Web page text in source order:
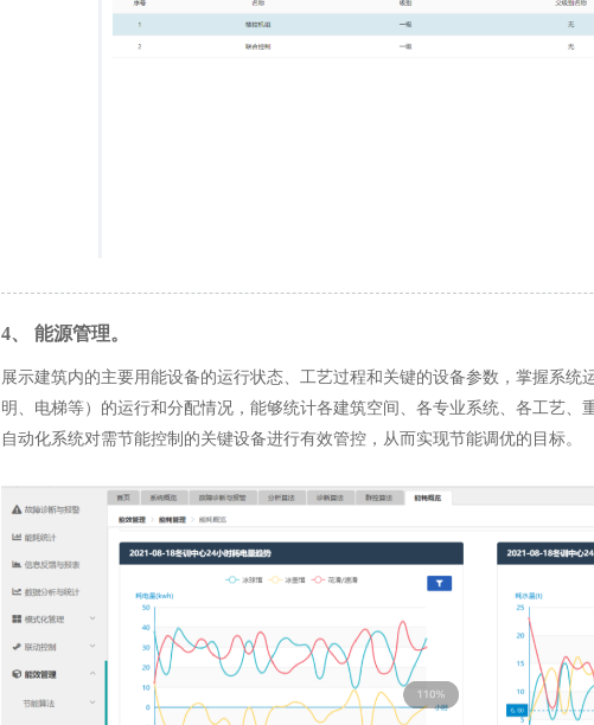
4、 能源管理。
展示建筑内的主要用能设备的运行状态、工艺过程和关键的设备参数，掌握系统
明、电梯等）的运行和分配情况，能够统计各建筑空间、各专业系统、各工艺、
自动化系统对需节能控制的关键设备进行有效管控，从而实现节能调优的目标。